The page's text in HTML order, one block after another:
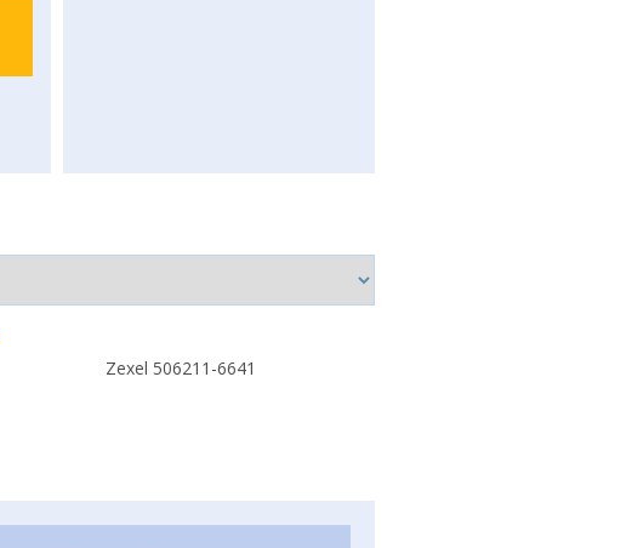
Zexel 506211-6641